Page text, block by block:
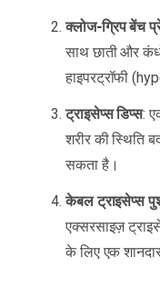
क्लोज-ग्रिप बेंच
साथ छाती और
हाइपरट्रॉफी
ट्राइसेप्स डिप्स:
शरीर की स्थिति
सकता है।
केबल ट्राइसेप्स
एक्सरसाइज़
के लिए एक